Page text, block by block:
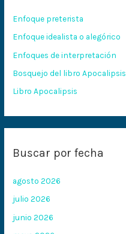
p
o
r
:
Enfoque preterista
Enfoque idealista o alegórico
Enfoques de interpretación
Bosquejo del libro Apocalipsis
Libro Apocalipsis
Buscar por fecha
agosto 2026
julio 2026
junio 2026